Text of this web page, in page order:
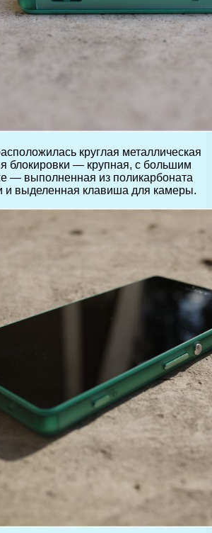
круглая металлическая
блокировки — крупная, с большим
— выполненная из поликарбоната
и выделенная клавиша для камеры.